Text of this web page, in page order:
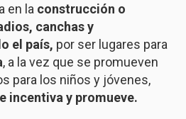
en la construcción o
canchas y
el país, por ser lugares para
, a la vez que se promueven
para los niños y jóvenes,
incentiva y promueve.